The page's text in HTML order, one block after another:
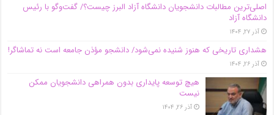
اصلی‌ترین مطالبات دانشجویان دانشگاه آزاد البرز چیست؟/ گفت‌وگو با رئیس
دانشگاه آز‌اد
آذر ۲۷, ۱۴۰۴
هشداری تاریخی که هنوز شنیده نمی‌شود/ دانشجو مؤذن جامعه است نه تماشاگر!
آذر ۲۶, ۱۴۰۴
هیچ توسعه پایداری بدون همراهی دانشجویان ممکن
نیست
آذر ۲۶, ۱۴۰۴